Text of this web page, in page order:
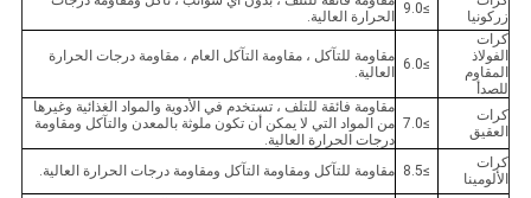
زركونيا
≥9.0
الحرارة العالية.
كرات
الفولاذ
المقاوم
للصدأ
≥6.0
مقاومة للتآكل ، مقاومة التآكل العام ، مقاومة درجات الحرارة
العالية.
كرات
العقيق
≥7.0
مقاومة فائقة للتلف ، تستخدم في الأدوية والمواد الغذائية وغيرها
من المواد التي لا يمكن أن تكون ملوثة بالمعدن والتآكل ومقاومة
درجات الحرارة العالية.
كرات
الألومينا
≥8.5 مقاومة للتآكل ومقاومة التآكل ومقاومة درجات الحرارة العالية.